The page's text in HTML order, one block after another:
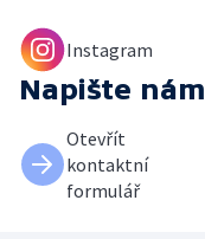
Instagram
Napište nám
Otevřít
kontaktní
formulář